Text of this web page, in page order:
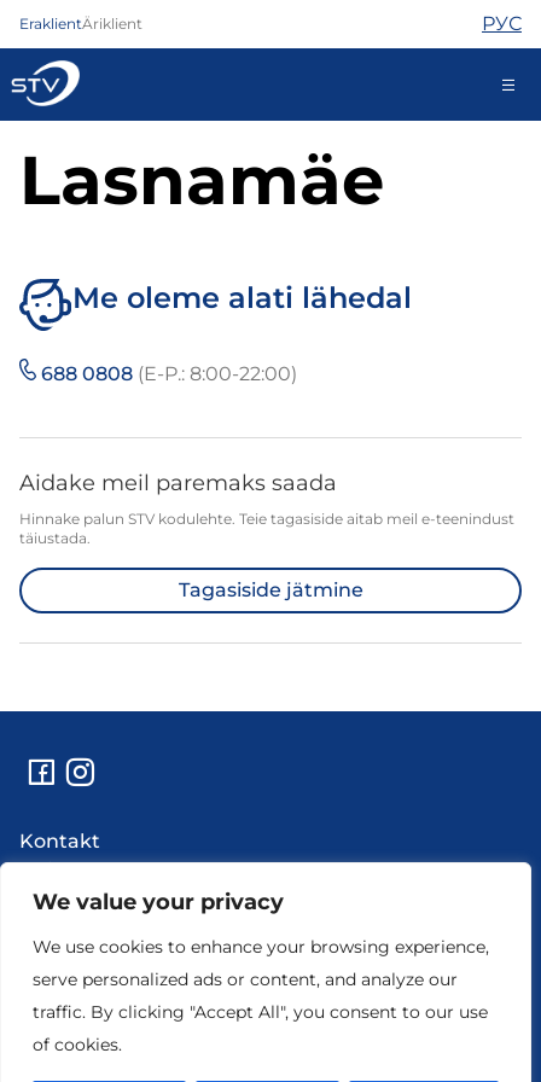
We value your privacy
We use cookies to enhance your browsing experience,
serve personalized ads or content, and analyze our
traffic. By clicking "Accept All", you consent to our use
of cookies.
EraklientÄriklient РУС
TV
Telefon
Abi
Uudised
Lasnamäe
Me oleme alati lähedal
688 0808 (E-P.: 8:00-22:00)
Aidake meil paremaks saada
Hinnake palun STV kodulehte. Teie tagasiside aitab meil e-teenindust
täiustada.
Tagasiside jätmine
Kontakt
Abi
Uudised
Ettevõtte andmed